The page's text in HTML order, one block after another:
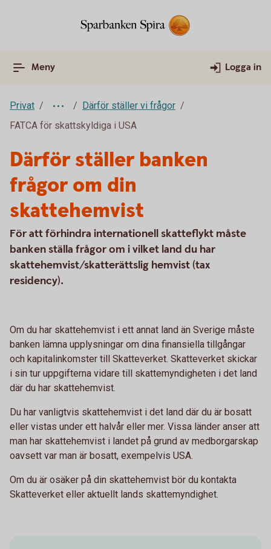
Meny Logga in
Privat
Därför ställer vi frågor
FATCA för skattskyldiga i USA
Därför ställer banken
frågor om din
skattehemvist
För att förhindra internationell skatteflykt måste
banken ställa frågor om i vilket land du har
skattehemvist/skatterättslig hemvist (tax
residency).
Om du har skattehemvist i ett annat land än Sverige måste
banken lämna upplysningar om dina finansiella tillgångar
och kapitalinkomster till Skatteverket. Skatteverket skickar
i sin tur uppgifterna vidare till skattemyndigheten i det land
där du har skattehemvist.
Du har vanligtvis skattehemvist i det land där du är bosatt
eller vistas under ett halvår eller mer. Vissa länder anser att
man har skattehemvist i landet på grund av medborgarskap
oavsett var man är bosatt, exempelvis USA.
Om du är osäker på din skattehemvist bör du kontakta
Skatteverket eller aktuellt lands skattemyndighet.